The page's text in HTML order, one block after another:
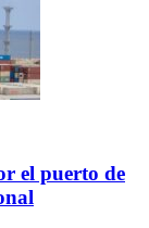
el puerto de